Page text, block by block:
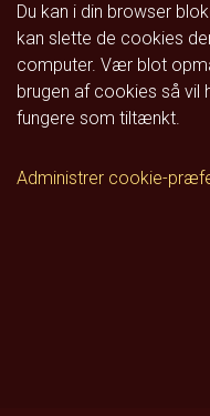
Du kan i din browser
kan slette de cookies
computer. Vær blot
brugen af cookies så vil
fungere som tiltænkt.
Administrer cookie-